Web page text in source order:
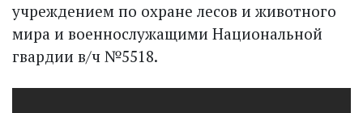
учреждением по охране лесов и животного
мира и военнослужащими Национальной
гвардии в/ч №5518.